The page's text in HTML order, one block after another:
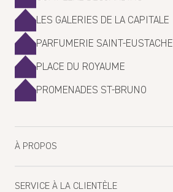
LES GALERIES DE LA CAPITALE
PARFUMERIE SAINT-EUSTACHE
PLACE DU ROYAUME
PROMENADES ST-BRUNO
À PROPOS
Planifiez votre visite
SERVICE À LA CLIENTÈLE